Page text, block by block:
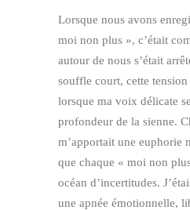
Lorsque nous avons
moi non plus », c’était
autour de nous s’était
souffle court, cette tension
lorsque ma voix délicate
profondeur de la sienne.
m’apportait une euphorie
que chaque « moi non
océan d’incertitudes.
une apnée émotionnelle,